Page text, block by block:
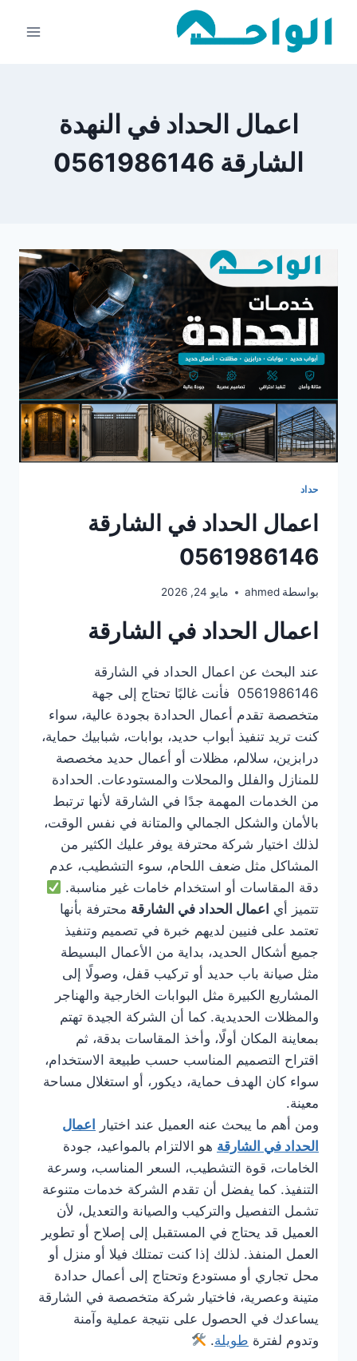
اعمال الحداد في النهدة
الشارقة 0561986146
حداد
اعمال الحداد في الشارقة
0561986146
بواسطة ahmed مايو 24, 2026
اعمال الحداد في الشارقة
عند البحث عن اعمال الحداد في الشارقة
0561986146 فأنت غالبًا تحتاج إلى جهة
متخصصة تقدم أعمال الحدادة بجودة عالية، سواء
كنت تريد تنفيذ أبواب حديد، بوابات، شبابيك حماية،
درابزين، سلالم، مظلات أو أعمال حديد مخصصة
للمنازل والفلل والمحلات والمستودعات. الحدادة
من الخدمات المهمة جدًا في الشارقة لأنها ترتبط
بالأمان والشكل الجمالي والمتانة في نفس الوقت،
لذلك اختيار شركة محترفة يوفر عليك الكثير من
المشاكل مثل ضعف اللحام، سوء التشطيب، عدم
دقة المقاسات أو استخدام خامات غير مناسبة.
تتميز أي اعمال الحداد في الشارقة محترفة بأنها
تعتمد على فنيين لديهم خبرة في تصميم وتنفيذ
جميع أشكال الحديد، بداية من الأعمال البسيطة
مثل صيانة باب حديد أو تركيب قفل، وصولًا إلى
المشاريع الكبيرة مثل البوابات الخارجية والهناجر
والمظلات الحديدية. كما أن الشركة الجيدة تهتم
بمعاينة المكان أولًا، وأخذ المقاسات بدقة، ثم
اقتراح التصميم المناسب حسب طبيعة الاستخدام،
سواء كان الهدف حماية، ديكور، أو استغلال مساحة
معينة.
ومن أهم ما يبحث عنه العميل عند اختيار
اعمال
الحداد في الشارقة هو الالتزام بالمواعيد، جودة
الخامات، قوة التشطيب، السعر المناسب، وسرعة
التنفيذ. كما يفضل أن تقدم الشركة خدمات متنوعة
تشمل التفصيل والتركيب والصيانة والتعديل، لأن
العميل قد يحتاج في المستقبل إلى إصلاح أو تطوير
العمل المنفذ. لذلك إذا كنت تمتلك فيلا أو منزل أو
محل تجاري أو مستودع وتحتاج إلى أعمال حدادة
متينة وعصرية، فاختيار شركة متخصصة في الشارقة
يساعدك في الحصول على نتيجة عملية وآمنة
وتدوم لفترة طويلة.